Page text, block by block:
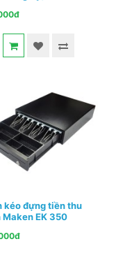
kéo đựng tiền thu
Maken EK 350